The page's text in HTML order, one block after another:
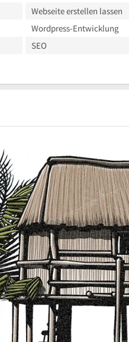
Webseite erstellen lassen
Wordpress-Entwicklung
SEO